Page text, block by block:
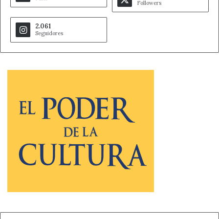
Mª del Páramo
ASOCIACIÓN DE ALZHEIMER
ALCORDANZA
PENSIONISTAS DE LEÓN
Programa
ASOCIACIÓN ESCLEROSIS MÚLTIPLE
LEÓN
BERGIDUM EX DEPENDIENTES
VILLAR
mayores”
Followers
2.061
Seguidores